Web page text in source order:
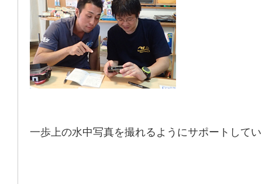
一歩上の水中写真を撮れるようにサポートして